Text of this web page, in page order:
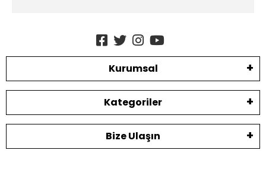
Kurumsal
Kategoriler
Bize Ulaşın